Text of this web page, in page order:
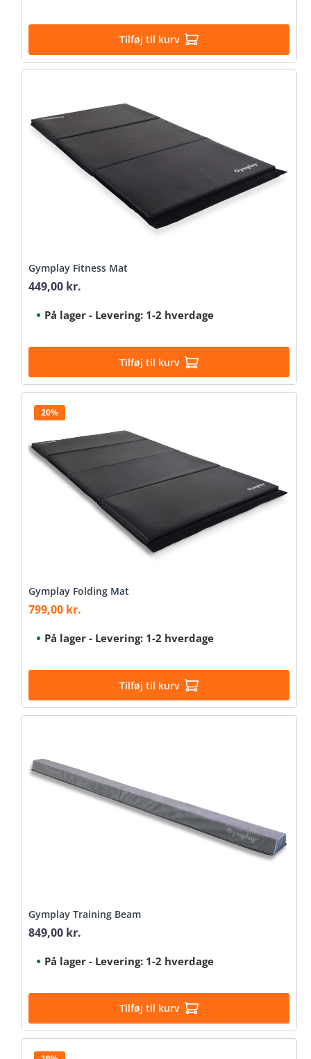
Tilføj til kurv
Gymplay Fitness Mat
Regular price:
449,00 kr.
På lager - Levering: 1-2 hverdage
Tilføj til kurv
20%
Gymplay Folding Mat
Sale price:
799,00 kr.
På lager - Levering: 1-2 hverdage
Tilføj til kurv
Gymplay Training Beam
Regular price:
849,00 kr.
På lager - Levering: 1-2 hverdage
Tilføj til kurv